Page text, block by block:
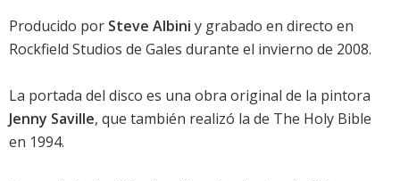
Producido por Steve Albini y grabado en directo en
Rockfield Studios de Gales durante el invierno de 2008.
La portada del disco es una obra original de la pintora
Jenny Saville, que también realizó la de The Holy Bible
en 1994.